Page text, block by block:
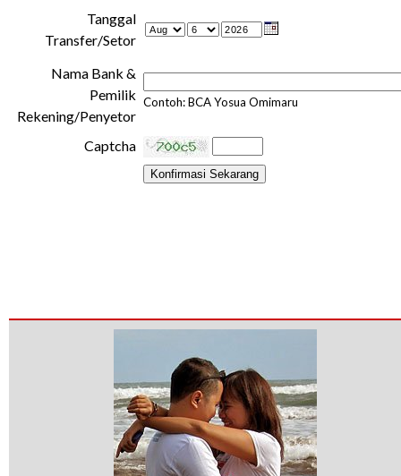
Tanggal
Transfer/Setor
Nama Bank &
Pemilik
Rekening/Penyetor
Contoh: BCA Yosua Omimaru
Captcha